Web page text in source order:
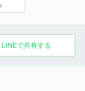
LINEで共有する